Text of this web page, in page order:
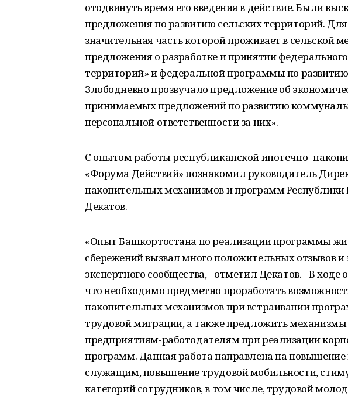
отодвинуть время его введения в действие. Были
предложения по развитию сельских территорий.
значительная часть которой проживает в сельской
предложения о разработке и принятии
территорий» и федеральной программы по
Злободневно прозвучало предложение об
принимаемых предложений по развитию
персональной ответственности за них».
С опытом работы республиканской ипотечно-
«Форума Действий» познакомил руководитель
накопительных механизмов и программ Республики
Декатов.
«Опыт Башкортостана по реализации программы
сбережений вызвал много положительных отзывов и
экспертного сообщества, - отметил Декатов. - В
что необходимо предметно проработать
накопительных механизмов при встраивании
трудовой миграции, а также предложить
предприятиям-работодателям при реализации
программ. Данная работа направлена на
служащим, повышение трудовой мобильности,
категорий сотрудников, в том числе, трудовой